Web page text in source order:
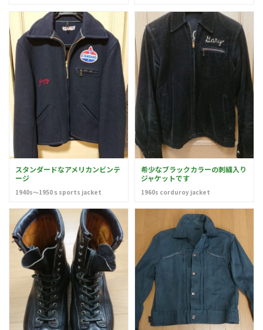
スタンダードなアメリカンビンテ
ージ
1940s～1950ｓsports jacket
希少なブラックカラーの刺繍入り
ジャケットです
1960s corduroy jacket